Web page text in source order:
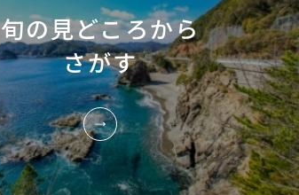
旬の見どころから
さがす